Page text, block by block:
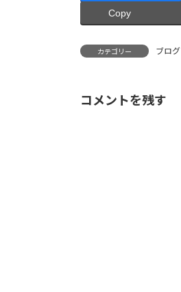
Copy
カテゴリー ブログ
コメントを残す